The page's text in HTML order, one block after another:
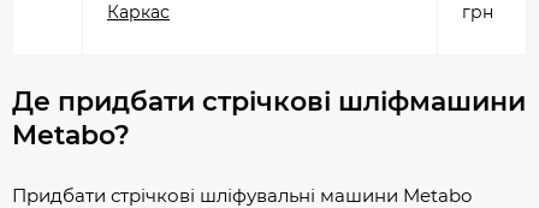
Каркас
грн
Де придбати стрічкові шліфмашини
Metabo?
Придбати стрічкові шліфувальні машини Metabo